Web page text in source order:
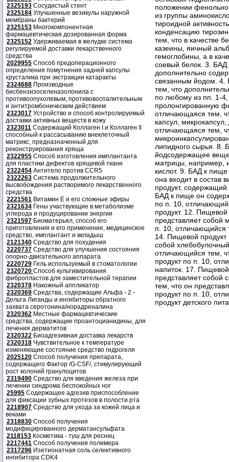
2325193 Сосудистый стент
2325184 Улучшенные везикулы наружной
мембраны бактерий
2325153 Многокомпонентная
фармацевтическая дозированная форма
2325152 Удерживаемая в желудке система
регулируемой доставки лекарственного
средства
2029955 Способ предоперационного
определения помутнения задней капсулы
хрусталика при экстракции катаракты
2324688 Производные
бисбензизоселеназолонила с
противоопухолевым, противовоспалительным
и антитромбоническим действием
2323017 Устройство и способ контролируемый
доставки активных веществ в кожу
2323011 Содержащий Коллаген I и Коллаген II
способный к рассасыванию внеклеточный
матрикс, предназначенный для
реконструирования хряща
2322955 Способ изготовления имплантанта
для пластики дефектов хрящевой ткани
2322454 Антитело против CCR5
2322263 Система продолжительного
высвобождения растворимого лекарственного
средства
2221561 Витамин Е и его сложные эфиры
2321634 Гены участвующие в метаболизме
углерода и продуцировании энергии
2321597 Биоматерьял, способ его
приготовления и его применение, медицинское
средство, имплантант и вкладыш
2121340 Средство для похудения
2220737 Средство для улучшения состояния
опорно-двигательного аппарата
2220729 Гель используемый в стоматологии
2320720 Способ культивирования
фибропластов для заместительной терапии
2320378 Накожный аппликатор
2320369 Средства, содержащие Альфа - 2 -
Дельта Лиганды и ингибиторы обратного
захвата серотонина/норадреналина
2320362 Местные фармацевтические
средства, содержащие проантоцианидины, для
лечения дерматитов
2320322 Биоадгезивная доставка лекарств
2320318 Чувствительное к температуре
изменяющие состояние средство гидрогеля
2025120 Способ получения препарата,
содержащего Фактор /G-CSF/, стимулирующий
рост колоний гранулоцитов
2319490 Средство для введения железа при
лечении синдрома беспокойных ног
25995 Содержащее адгезив приспособление
для фиксации зубных протезов в полости рта
2218907 Средство для ухода за кожей лица и
веками
2318830 Способ получения
модифицированного дерматансульфата
2118153 Косметика - туш для ресниц
2217441 Способ получения полимера
2317296 Изетионатная соль селективного
ингибитора CDK4
положении
из группы
тироидной
конденсацию
тем, что в качестве
казеины, яичный
гемоглобины, а в
соевый белок. 3.
дополнительно
связанным йодом.
тем, что
по любому из пп. 1-
пролонгированную
отличающаяся тем,
капсул,
отличающаяся тем,
липидного сырья. 8.
йодсодержащее
матрицы, например,
кислот. 9. БАД к
она входит в состав
продукт,
БАД к пище он
по п. 10,
продукт. 12.
представляет собой
п. 10, отличающийся
14. Пищевой продукт
собой
отличающийся тем,
продукт по п. 10,
напиток. 17.
представляет собой
тем, что он
продукт по п. 10,
продукт детского